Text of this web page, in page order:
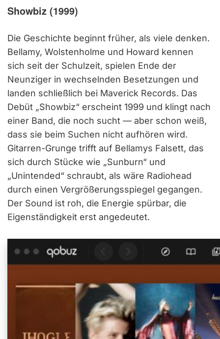
Showbiz (1999)
Die Geschichte beginnt früher, als viele denken.
Bellamy, Wolstenholme und Howard kennen
sich seit der Schulzeit, spielen Ende der
Neunziger in wechselnden Besetzungen und
landen schließlich bei Maverick Records. Das
Debüt „Showbiz“ erscheint 1999 und klingt nach
einer Band, die noch sucht — aber schon weiß,
dass sie beim Suchen nicht aufhören wird.
Gitarren-Grunge trifft auf Bellamys Falsett, das
sich durch Stücke wie „Sunburn“ und
„Unintended“ schraubt, als wäre Radiohead
durch einen Vergrößerungsspiegel gegangen.
Der Sound ist roh, die Energie spürbar, die
Eigenständigkeit erst angedeutet.